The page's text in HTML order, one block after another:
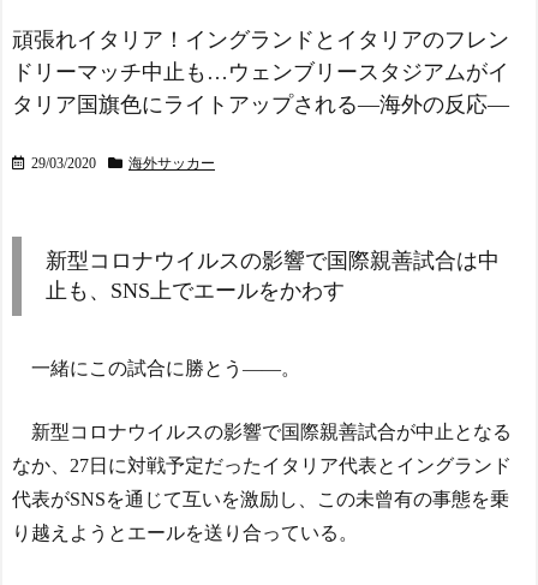
w NEW!
外国人「日本の未来は安
泰だ」16歳MF三井寺眞、衝
撃ゴール！久保建英超え歴
活躍で海外絶賛！【海外の
行をした人はいる？どうだ
った？」近年人気が急上昇
している豪華客船による日
本クルーズ旅行に対する海
海外「日本でクルーズ旅
行をした人はいる？どうだ
している豪華客船による日
本クルーズ旅行に対する海
外の反応 NEW!
英国人「安心感が違う」
冨安健洋、パレス移籍当日
外国人審判約10人に性的
接待か…14～15年前のW
杯・五輪予選など7試合
反応） NEW!
【ヤニねこ】座り方がス
ラブ人すぎる【海外の反
W杯優勝！フェラン・トー
チンを延長戦の末に撃破！
主将ロドリが大会MVP（関
連まとめ）
海外「面白い！」英雄の
凱旋試合で韓国人が見せた
ユーモアを海外大絶賛！
頑張れイタリア！イングランドとイタリアのフレン
ドリーマッチ中止も…ウェンブリースタジアムがイ
タリア国旗色にライトアップされる―海外の反応―
29/03/2020 海外サッカー
新型コロナウイルスの影響で国際親善試合は中
止も、SNS上でエールをかわす
一緒にこの試合に勝とう――。
新型コロナウイルスの影響で国際親善試合が中止となる
なか、27日に対戦予定だったイタリア代表とイングランド
代表がSNSを通じて互いを激励し、この未曾有の事態を乗
り越えようとエールを送り合っている。